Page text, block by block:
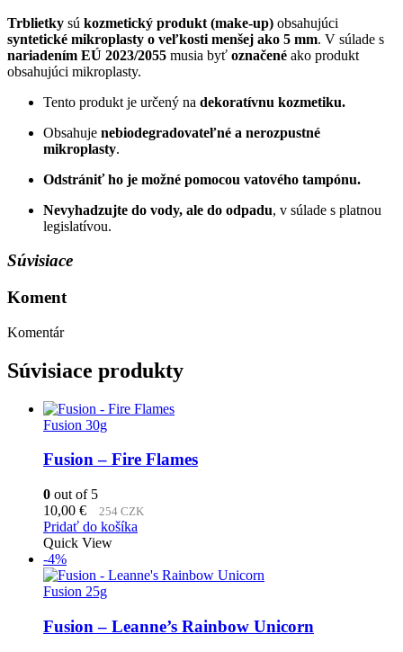
Trblietky sú kozmetický produkt (make-up) obsahujúci
syntetické mikroplasty o veľkosti menšej ako 5 mm. V súlade s
nariadením EÚ 2023/2055 musia byť označené ako produkt
obsahujúci mikroplasty.
Tento produkt je určený na dekoratívnu kozmetiku.
Obsahuje nebiodegradovateľné a nerozpustné
mikroplasty.
Odstrániť ho je možné pomocou vatového tampónu.
Nevyhadzujte do vody, ale do odpadu, v súlade s platnou
legislatívou.
Súvisiace
Koment
Komentár
Súvisiace produkty
Fusion 30g
Fusion – Fire Flames
0 out of 5
10,00 € 254 CZK
Pridať do košíka
Quick View
-4%
Fusion 25g
Fusion – Leanne’s Rainbow Unicorn